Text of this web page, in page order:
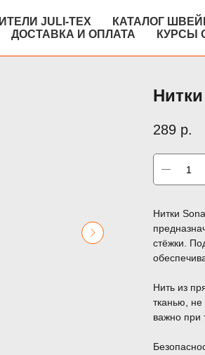
JULI-TEX
КАТАЛОГ
ДОСТАВКА И ОПЛАТА КУРСЫ
289 р.
Нитки
стёжки.
Нить из
тканью, не
важно при